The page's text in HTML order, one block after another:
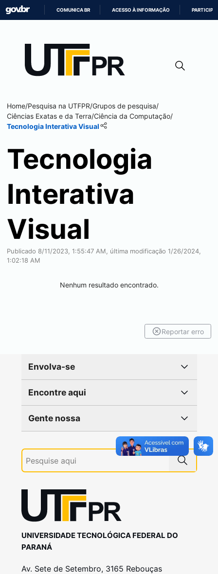
CONTEÚDO
COMUNICA BR ACESSO À INFORMAÇÃO PARTICIPE
Home/Pesquisa na UTFPR/Grupos de pesquisa/
Ciências Exatas e da Terra/Ciência da Computação/
Tecnologia Interativa Visual
Tecnologia
Interativa
Visual
Publicado 8/11/2023, 1:55:47 AM, última modificação 1/26/2024,
1:02:18 AM
Nenhum resultado encontrado.
Reportar erro
Envolva-se
Encontre aqui
Gente nossa
UNIVERSIDADE TECNOLÓGICA FEDERAL DO
PARANÁ
Av. Sete de Setembro, 3165 Rebouças